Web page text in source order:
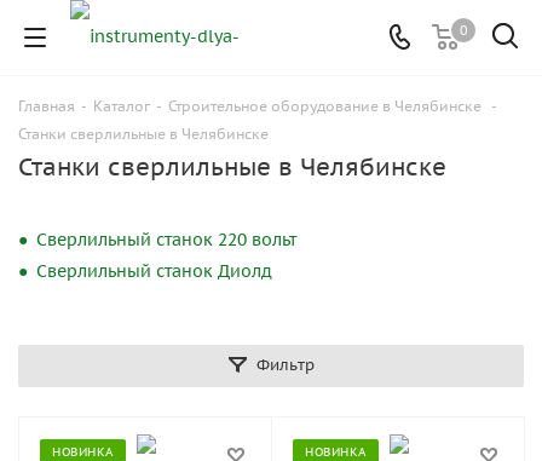
0
Главная - Каталог - Строительное оборудование в Челябинске -
Станки сверлильные в Челябинске
Станки сверлильные в Челябинске
Сверлильный станок 220 вольт
Сверлильный станок Диолд
Фильтр
НОВИНКА НОВИНКА